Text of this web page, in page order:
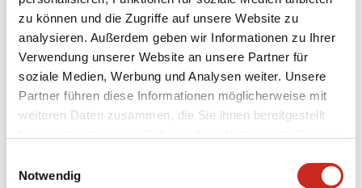
zu können und die Zugriffe auf unsere Website zu
analysieren. Außerdem geben wir Informationen zu Ihrer
Verwendung unserer Website an unsere Partner für
soziale Medien, Werbung und Analysen weiter. Unsere
Partner führen diese Informationen möglicherweise mit
weiteren Daten zusammen, die Sie ihnen bereitgestellt
Notwendig
Aserbaidschan
Selfdrive
Reisen Sie durch
das Land des
Feuers mit
optimaler Freiheit
Mietwagen